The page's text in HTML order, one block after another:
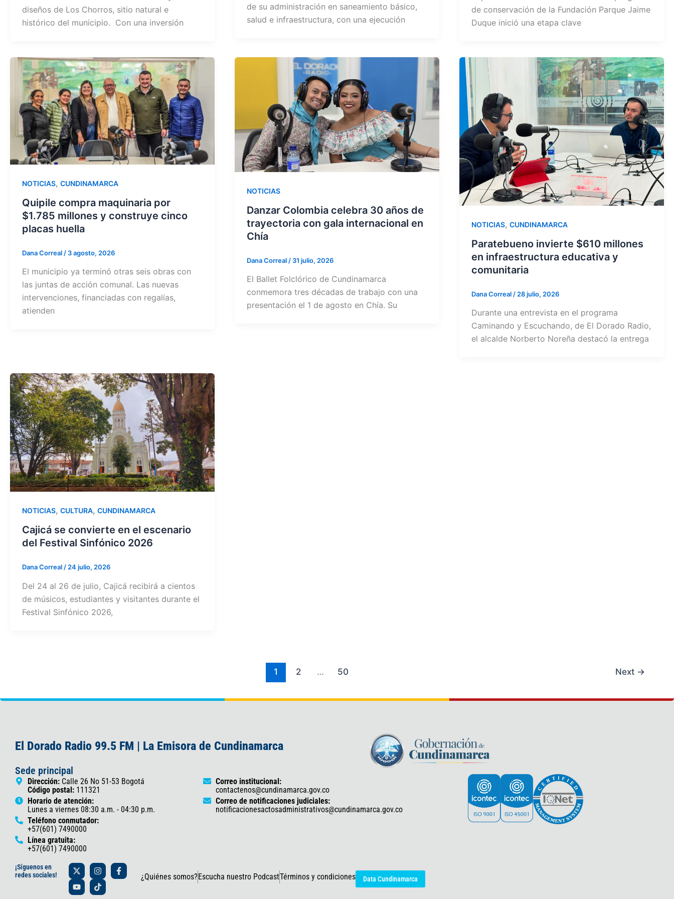
diseños de Los Chorros, sitio natural e
histórico del municipio. Con una inversión
de su administración en saneamiento básico,
salud e infraestructura, con una ejecución
de conservación de la Fundación Parque Jaime
Duque inició una etapa clave
NOTICIAS, CUNDINAMARCA
Quipile compra maquinaria por
$1.785 millones y construye cinco
placas huella
Dana Correal / 3 agosto, 2026
El municipio ya terminó otras seis obras con
las juntas de acción comunal. Las nuevas
intervenciones, financiadas con regalías,
atienden
NOTICIAS
Danzar Colombia celebra 30 años de
trayectoria con gala internacional en
Chía
Dana Correal / 31 julio, 2026
El Ballet Folclórico de Cundinamarca
conmemora tres décadas de trabajo con una
presentación el 1 de agosto en Chía. Su
NOTICIAS, CUNDINAMARCA
Paratebueno invierte $610 millones
en infraestructura educativa y
comunitaria
Dana Correal / 28 julio, 2026
Durante una entrevista en el programa
Caminando y Escuchando, de El Dorado Radio,
el alcalde Norberto Noreña destacó la entrega
NOTICIAS, CULTURA, CUNDINAMARCA
Cajicá se convierte en el escenario
del Festival Sinfónico 2026
Dana Correal / 24 julio, 2026
Del 24 al 26 de julio, Cajicá recibirá a cientos
de músicos, estudiantes y visitantes durante el
Festival Sinfónico 2026,
1 2 … 50 Next →
El Dorado Radio 99.5 FM | La Emisora de Cundinamarca
Sede principal
Dirección: Calle 26 No 51-53 Bogotá
Código postal: 111321
Horario de atención:
Lunes a viernes 08:30 a.m. - 04:30 p.m.
Teléfono conmutador:
+57(601) 7490000
Línea gratuita:
+57(601) 7490000
Correo institucional:
contactenos@cundinamarca.gov.co
Correo de notificaciones judiciales:
notificacionesactosadministrativos@cundinamarca.gov.co
¡Síguenos en
redes sociales!
X
-
t
w
I
n
s
t
F
a
Y
o
u
t
T
i
k
t
¿Quiénes somos? Escucha nuestro PodcastTérminos y condiciones Data Cundinamarca